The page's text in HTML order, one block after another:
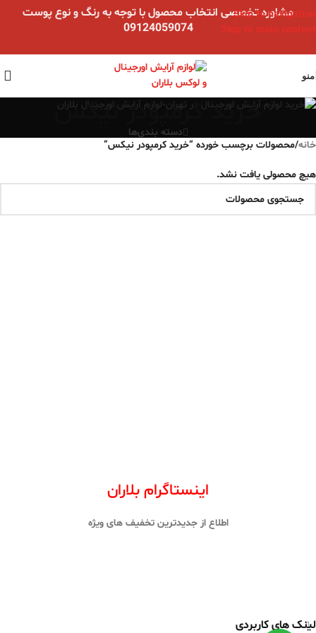
Skip to navigation
Skip to main content
مشاوره تخصصی انتخاب محصول با توجه به رنگ و نوع پوست
09124059074
منو
خرید کرمپودر نیکس
دسته بندی‌ها
خانه/محصولات برچسب خورده “خرید کرمپودر نیکس”
هیچ محصولی یافت نشد.
اینستاگرام بلاران
اطلاع از جدیدترین تخفیف های ویژه
لینک های کاربردی